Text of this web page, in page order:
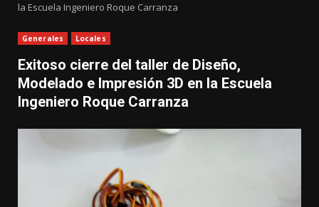
la Escuela Ingeniero Roque Carranza
Generales Locales
Exitoso cierre del taller de Diseño,
Modelado e Impresión 3D en la Escuela
Ingeniero Roque Carranza